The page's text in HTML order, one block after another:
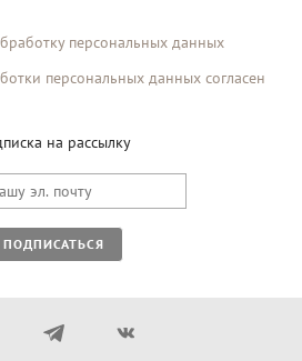
персональных данных
персональных данных согласен
на рассылку
ПОДПИСАТЬСЯ